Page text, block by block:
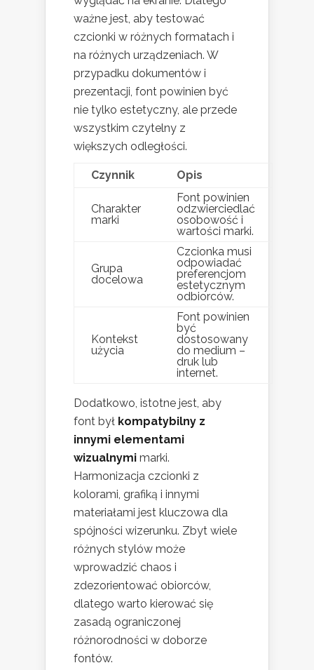
ważne jest, aby testować
czcionki w różnych formatach i
na różnych urządzeniach. W
przypadku dokumentów i
prezentacji, font powinien być
nie tylko estetyczny, ale przede
wszystkim czytelny z
większych odległości.
Czynnik Opis
Charakter
marki
Font powinien
odzwierciedlać
osobowość i
wartości marki.
Grupa
docelowa
Czcionka musi
odpowiadać
preferencjom
estetycznym
odbiorców.
Kontekst
użycia
Font powinien
być
dostosowany
do medium –
druk lub
internet.
Dodatkowo, istotne jest, aby
font był kompatybilny z
innymi elementami
wizualnymi marki.
Harmonizacja czcionki z
kolorami, grafiką i innymi
materiałami jest kluczowa dla
spójności wizerunku. Zbyt wiele
różnych stylów może
wprowadzić chaos i
zdezorientować obiorców,
dlatego warto kierować się
zasadą ograniczonej
różnorodności w doborze
fontów.